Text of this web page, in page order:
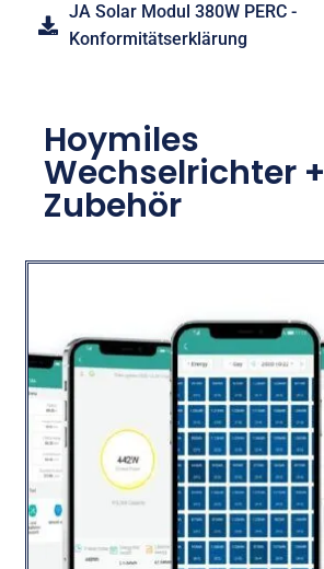
JA Solar Modul 380W PERC -
Konformitätserklärung
Hoymiles
Wechselrichter +
Zubehör